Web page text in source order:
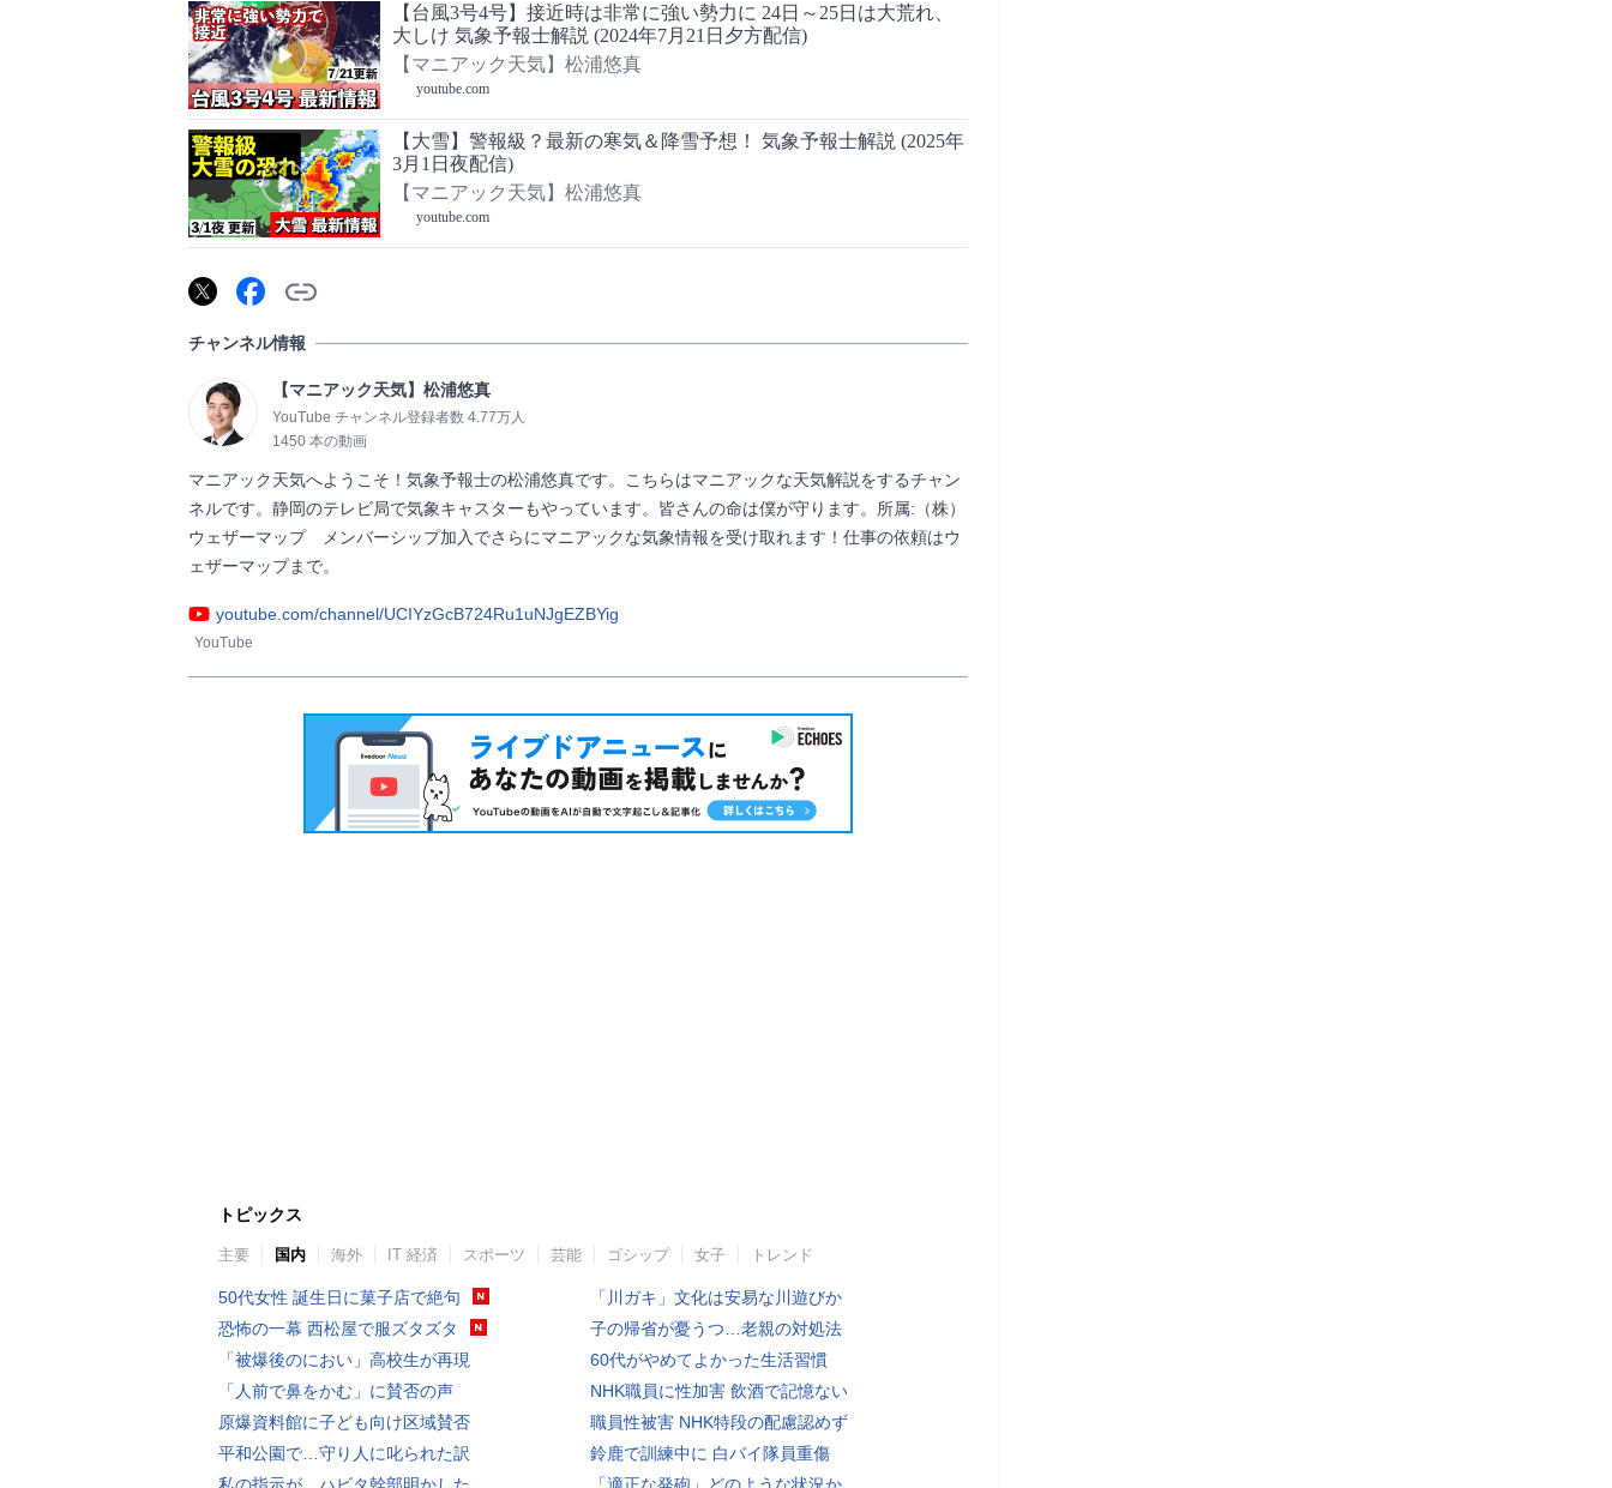
【台風3号4号】接近時は非常に強い勢力に 24日～25日は大荒れ、
大しけ 気象予報士解説 (2024年7月21日夕方配信)
【マニアック天気】松浦悠真
youtube.com
【大雪】警報級？最新の寒気＆降雪予想！ 気象予報士解説 (2025年
3月1日夜配信)
【マニアック天気】松浦悠真
youtube.com
チャンネル情報
【マニアック天気】松浦悠真
YouTube チャンネル登録者数 4.77万人
1450 本の動画
マニアック天気へようこそ！気象予報士の松浦悠真です。こちらはマニアックな天気解説をするチャン
ネルです。静岡のテレビ局で気象キャスターもやっています。皆さんの命は僕が守ります。所属:（株）
ウェザーマップ　メンバーシップ加入でさらにマニアックな気象情報を受け取れます！仕事の依頼はウ
ェザーマップまで。
youtube.com/channel/UCIYzGcB724Ru1uNJgEZBYig
YouTube
トピックス
主要 国内 海外 IT 経済 スポーツ 芸能 ゴシップ 女子 トレンド
50代女性 誕生日に菓子店で絶句
恐怖の一幕 西松屋で服ズタズタ
「被爆後のにおい」高校生が再現
「人前で鼻をかむ」に賛否の声
原爆資料館に子ども向け区域賛否
平和公園で…守り人に叱られた訳
私の指示が…ハビタ幹部明かした
「川ガキ」文化は安易な川遊びか
子の帰省が憂うつ…老親の対処法
60代がやめてよかった生活習慣
NHK職員に性加害 飲酒で記憶ない
職員性被害 NHK特段の配慮認めず
鈴鹿で訓練中に 白バイ隊員重傷
「適正な発砲」どのような状況か